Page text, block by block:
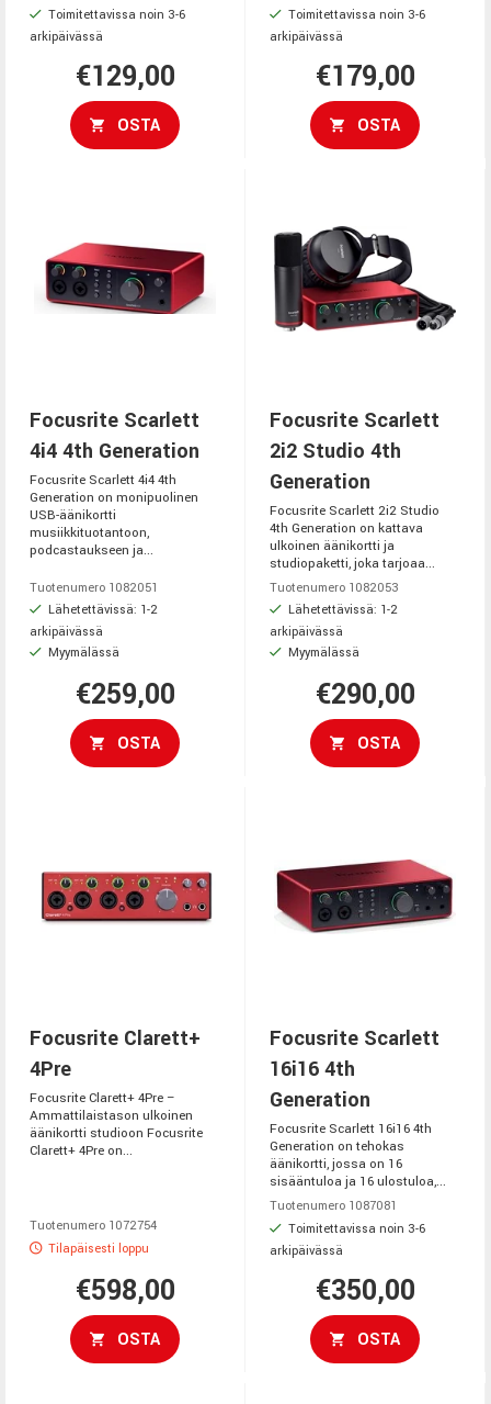
Toimitettavissa noin 3-6
arkipäivässä
€129,00
OSTA
Toimitettavissa noin 3-6
arkipäivässä
€179,00
OSTA
Focusrite Scarlett
4i4 4th Generation
Focusrite Scarlett 4i4 4th
Generation on monipuolinen
USB-äänikortti
musiikkituotantoon,
podcastaukseen ja...
Tuotenumero 1082051
Lähetettävissä: 1-2
arkipäivässä
Myymälässä
€259,00
OSTA
Focusrite Scarlett
2i2 Studio 4th
Generation
Focusrite Scarlett 2i2 Studio
4th Generation on kattava
ulkoinen äänikortti ja
studiopaketti, joka tarjoaa...
Tuotenumero 1082053
Lähetettävissä: 1-2
arkipäivässä
Myymälässä
€290,00
OSTA
Focusrite Clarett+
4Pre
Focusrite Clarett+ 4Pre –
Ammattilaistason ulkoinen
äänikortti studioon Focusrite
Clarett+ 4Pre on...
Tuotenumero 1072754
Tilapäisesti loppu
€598,00
OSTA
Focusrite Scarlett
16i16 4th
Generation
Focusrite Scarlett 16i16 4th
Generation on tehokas
äänikortti, jossa on 16
sisääntuloa ja 16 ulostuloa,...
Tuotenumero 1087081
Toimitettavissa noin 3-6
arkipäivässä
€350,00
OSTA